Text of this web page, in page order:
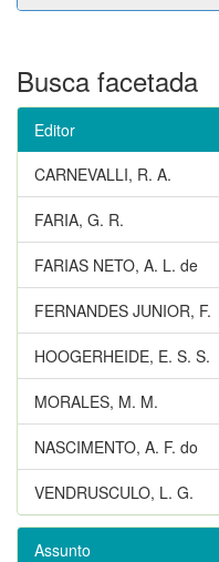
Busca facetada
Editor
CARNEVALLI, R. A.
FARIA, G. R.
FARIAS NETO, A. L. de
FERNANDES JUNIOR, F.
HOOGERHEIDE, E. S. S.
MORALES, M. M.
NASCIMENTO, A. F. do
VENDRUSCULO, L. G.
Assunto